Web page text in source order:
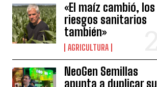
«El maíz cambió, los
riesgos sanitarios
también»
AGRICULTURA
NeoGen Semillas
apunta a duplicar su